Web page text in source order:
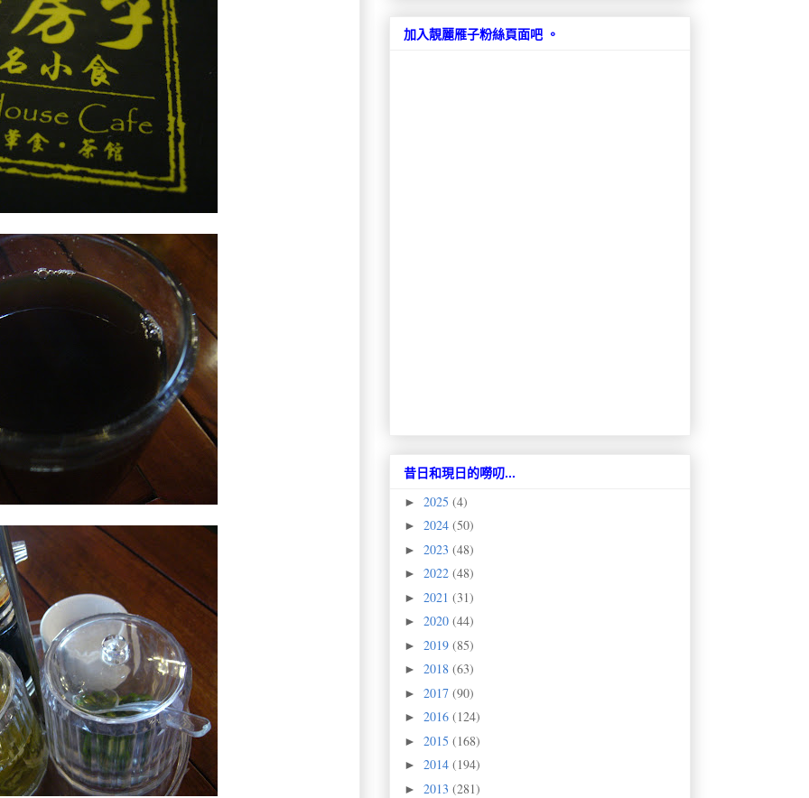
加入靚麗雁子粉絲頁面吧 。
昔日和現日的嘮叨...
► 2025 (4)
► 2024 (50)
► 2023 (48)
► 2022 (48)
► 2021 (31)
► 2020 (44)
► 2019 (85)
► 2018 (63)
► 2017 (90)
► 2016 (124)
► 2015 (168)
► 2014 (194)
► 2013 (281)